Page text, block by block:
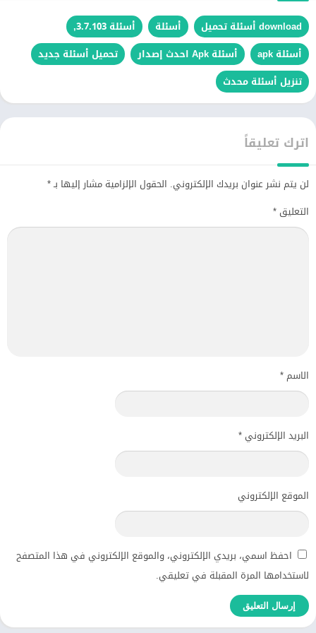
download أسئلة تحميل أسئلة
أسئلة 3.7.103,
أسئلة apk
أسئلة Apk احدث إصدار
تحميل أسئلة جديد
تنزيل أسئلة محدث
اترك تعليقاً
لن يتم نشر عنوان بريدك الإلكتروني. الحقول الإلزامية مشار إليها بـ*
التعليق *
الاسم*
البريد الإلكتروني *
الموقع الإلكتروني
احفظ اسمي، بريدي الإلكتروني، والموقع الإلكتروني في هذا المتصفح
لاستخدامها المرة المقبلة في تعليقي.